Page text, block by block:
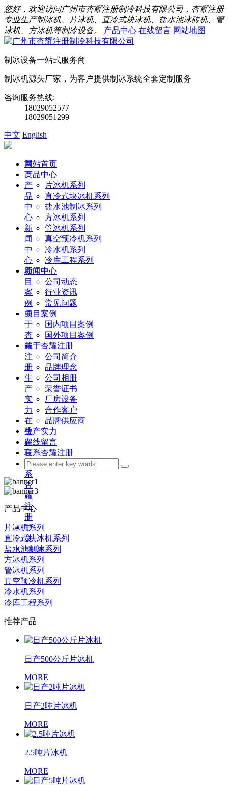
您好，欢迎访问广州市杏耀注册制冷科技有限公司，杏耀注册
专业生产制冰机、片冰机、直冷式块冰机、盐水池冰砖机、管
冰机、方冰机等制冷设备。
产品中心 在线留言 网站地图
制冰设备一站式服务商
制冰机源头厂家，为客户提供制冰系统全套定制服务
咨询服务热线:
18029052577
18029051299
中文 English
首
页
产
品
中
心
新
闻
中
心
项
目
案
例
关
于
杏
耀
注
册
生
产
实
力
在
线
留
言
联
系
杏
耀
注
册
中
文
Enlish
网站首页
产品中心
片冰机系列
直冷式块冰机系列
盐水池制冰系列
方冰机系列
管冰机系列
真空预冷机系列
冷水机系列
冷库工程系列
新闻中心
公司动态
行业资讯
常见问题
项目案例
国内项目案例
国外项目案例
关于杏耀注册
公司简介
品牌理念
公司相册
荣誉证书
厂房设备
合作客户
品牌供应商
生产实力
在线留言
联系杏耀注册
产品中心
片冰机系列
直冷式块冰机系列
盐水池制冰系列
方冰机系列
管冰机系列
真空预冷机系列
冷水机系列
冷库工程系列
推荐产品
日产500公斤片冰机
MORE
日产2吨片冰机
MORE
2.5吨片冰机
MORE